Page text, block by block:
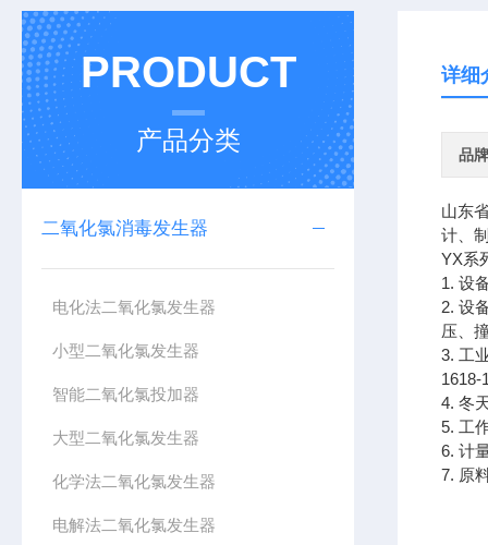
PRODUCT
产品分类
二氧化氯消毒发生器
电化法二氧化氯发生器
小型二氧化氯发生器
智能二氧化氯投加器
大型二氧化氯发生器
化学法二氧化氯发生器
电解法二氧化氯发生器
详细
品牌
山东
计、
YX系
1. 设
2. 设
压、
3. 工
1618-
4. 冬
5. 工
6. 计
7. 原